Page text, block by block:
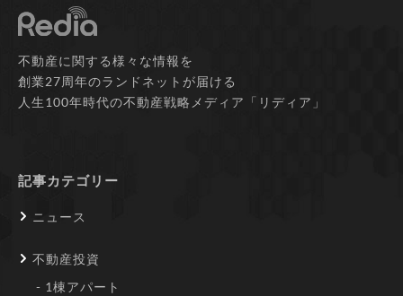
不動産に関する様々な情報を
創業27周年のランドネットが届ける
人生100年時代の不動産戦略メディア「リディア」
記事カテゴリー
ニュース
不動産投資
1棟アパート